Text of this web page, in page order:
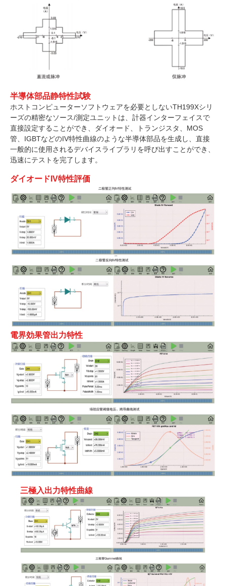
半導体部品静特性試験
ホストコンピューターソフトウェアを必要としないTH199Xシリ
ーズの精密なソース/測定ユニットは、計器インターフェイスで
直接設定することができ、ダイオード、トランジスタ、MOS
管、IGBTなどのIV特性曲線のような半導体部品を生成し、直接
一般的に使用されるデバイスライブラリを呼び出すことができ、
迅速にテストを完了します。
ダイオードIV特性評価
電界効果管出力特性
三極入出力特性曲線